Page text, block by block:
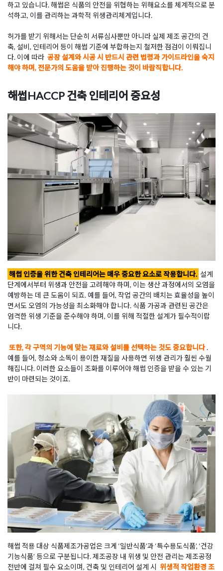
하고 있습니다. 해썹은 식품의 안전을 위협하는 위해요소를 체계적으로 분
석하고, 이를 관리하는 과학적 위생관리체계입니다.
허가를 받기 위해서는 단순히 서류심사뿐만 아니라 실제 제조 공간의 건
축, 설비, 인테리어 등이 해썹 기준에 부합하는지 철저한 점검이 이뤄집니
다. 이에 따라 공장 설계와 시공 시 반드시 관련 법령과 가이드라인을 숙지
해야 하며, 전문가의 도움을 받아 진행하는 것이 바람직합니다.
해썹HACCP 건축 인테리어 중요성
해썹 인증을 위한 건축 인테리어는 매우 중요한 요소로 작용합니다. 설계
단계에서부터 위생과 안전을 고려해야 하며, 이는 생산 과정에서의 오염을
예방하는 데 큰 도움이 되죠. 예를 들어, 작업 공간의 배치는 효율성을 높이
면서도 오염의 가능성을 최소화해야 합니다. 식품 가공과 관련된 공간은
엄격한 위생 기준을 준수해야 하며, 이를 위해 적절한 설계가 필수적이랍
니다.
또한, 각 구역의 기능에 맞는 재료와 설비를 선택하는 것도 중요합니다.
예를 들어, 청소와 소독이 용이한 재질을 사용하면 위생 관리가 훨씬 수월
해집니다. 이러한 요소들이 조화를 이루어야 해썹 인증을 받을 수 있는 기
반이 마련되는 것이죠.
해썹 적용 대상 식품제조가공업은 크게 ‘일반식품’과 ‘특수용도식품’, ‘건강
기능식품’ 등으로 구분됩니다. 제조공장 내 위생 및 안전 관리는 제조공정
전반에 걸쳐 필수 요소이며, 건축 및 인테리어 설계 시 위생적 작업환경 조